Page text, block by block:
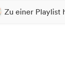
Zu einer Playlist